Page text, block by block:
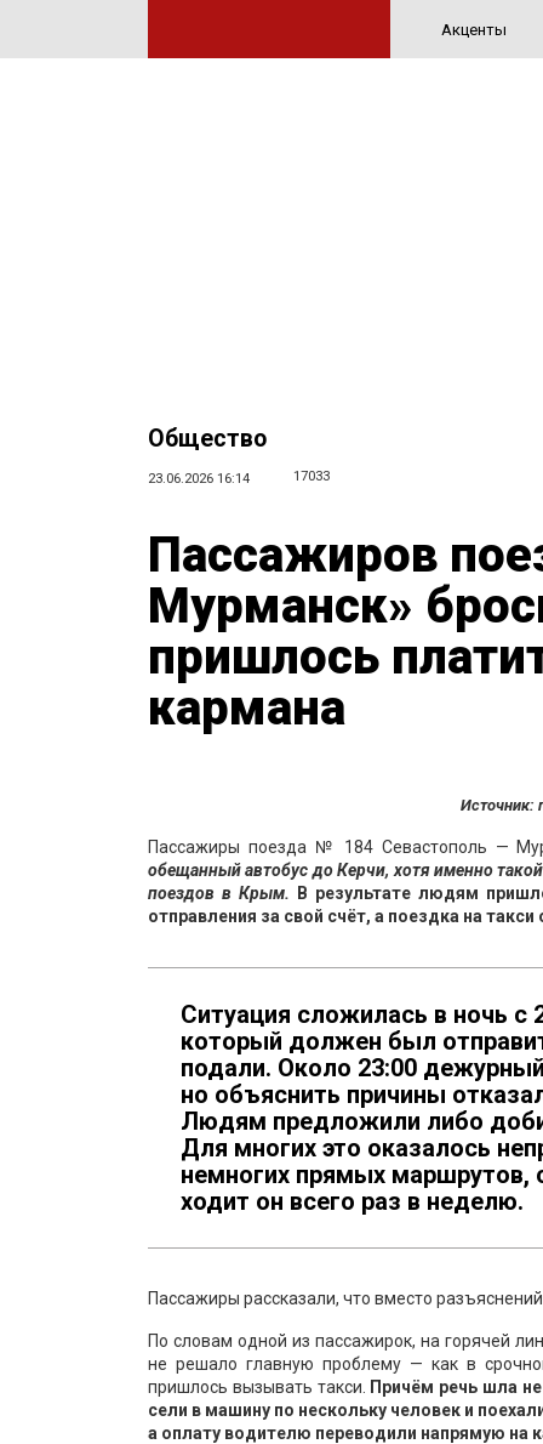
Акценты
Общество
23.06.2026 16:14 17033
Пассажиров
Мурманск»
пришлось
кармана
Источник:
Пассажиры поезда № 184 Севастополь —
обещанный автобус до Керчи, хотя именно
поездов в Крым.
В результате людям
отправления за свой счёт, а поездка на
Ситуация сложилась в ночь с
который должен был
подали. Около 23:00
но объяснить причины
Людям предложили либо
Для многих это оказалось
немногих прямых
ходит он всего раз в неделю.
Пассажиры рассказали, что вместо
По словам одной из пассажирок, на горячей
не решало главную проблему — как в
пришлось вызывать такси.
Причём речь шла
сели в машину по нескольку человек и
а оплату водителю переводили напрямую на